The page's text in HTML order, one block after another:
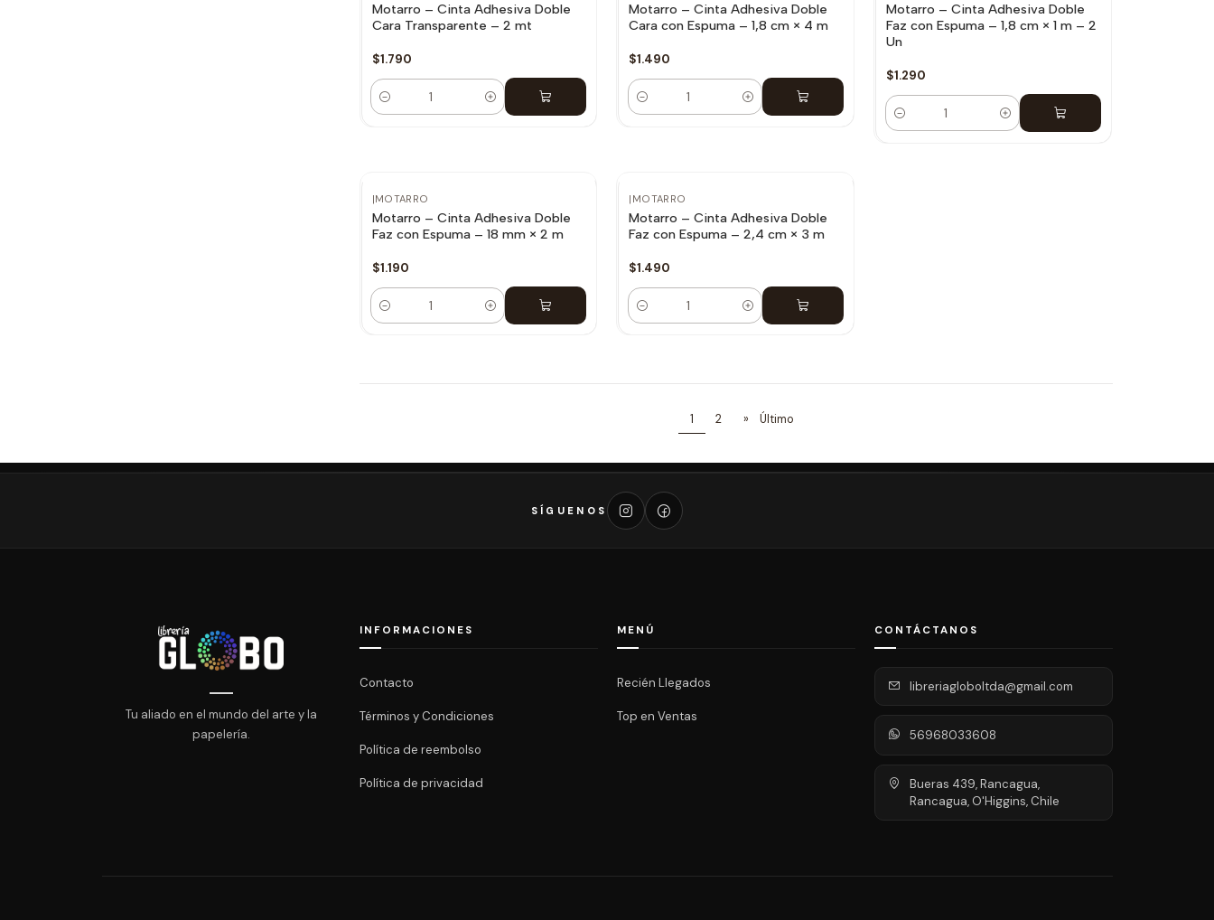
Motarro – Cinta Adhesiva Doble
Cara Transparente – 2 mt
$1.790
Cantidad
Motarro – Cinta Adhesiva Doble
Cara con Espuma – 1,8 cm × 4 m
$1.490
Cantidad
Motarro – Cinta Adhesiva Doble
Faz con Espuma – 1,8 cm × 1 m – 2
Un
$1.290
Cantidad
|MOTARRO
Motarro – Cinta Adhesiva Doble
Faz con Espuma – 18 mm × 2 m
$1.190
Cantidad
| MOTARRO
Motarro – Cinta Adhesiva Doble
Faz con Espuma – 2,4 cm × 3 m
$1.490
Cantidad
1 2 » Último
SÍGUENOS
Tu aliado en el mundo del arte y la
papelería.
INFORMACIONES
Contacto
Términos y Condiciones
Política de reembolso
Política de privacidad
MENÚ
Recién Llegados
Top en Ventas
CONTÁCTANOS
libreriagloboltda@gmail.com
56968033608
Bueras 439, Rancagua,
Rancagua, O'Higgins, Chile